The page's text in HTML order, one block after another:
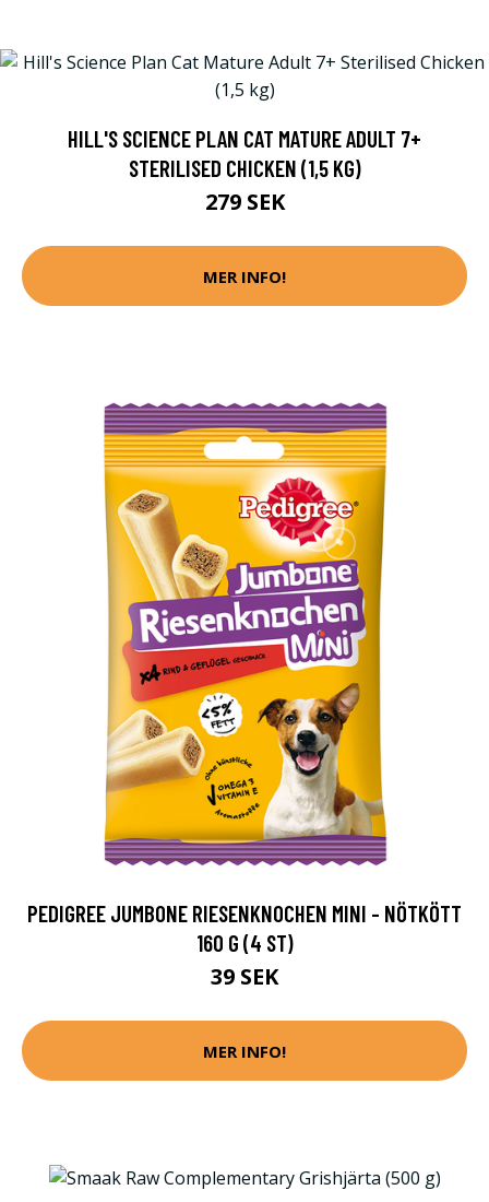
HILL'S SCIENCE PLAN CAT MATURE ADULT 7+
STERILISED CHICKEN (1,5 KG)
279 SEK
MER INFO!
PEDIGREE JUMBONE RIESENKNOCHEN MINI - NÖTKÖTT
160 G (4 ST)
39 SEK
MER INFO!